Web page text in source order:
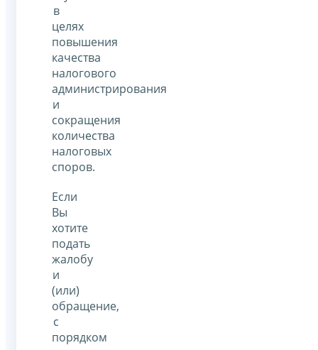
в
целях
повышения
качества
налогового
администрирования
и
сокращения
количества
налоговых
споров.
Если
Вы
хотите
подать
жалобу
и
(или)
обращение,
с
порядком